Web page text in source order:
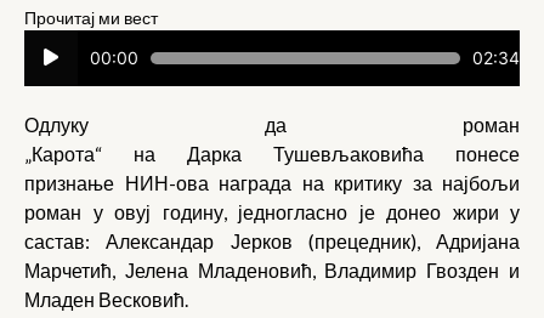
Прочитај ми вест
Прегледач
звучних
00:00 02:34
Одлуку да роман
„Карота“ на Дарка Тушевљаковића понесе
признање НИН-ова награда на критику за најбољи
роман у овуј годину, једногласно је донео жири у
састав: Александар Јерков (прецедник), Адријана
Марчетић, Јелена Младеновић, Владимир Гвозден и
Младен Весковић.